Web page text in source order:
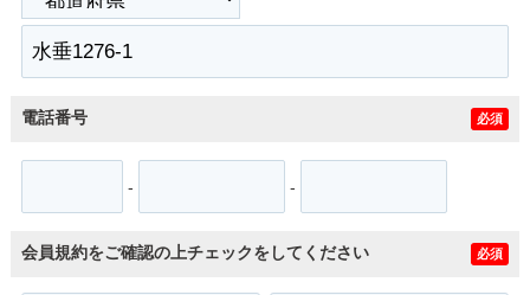
電話番号 必須
- -
会員規約をご確認の上チェックをしてください 必須